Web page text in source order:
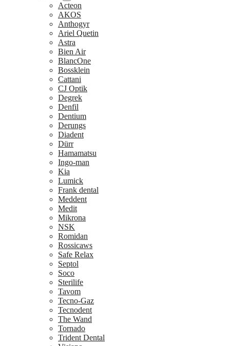
Acteon
AKOS
Anthogyr
Ariel Quetin
Astra
Bien Air
BlancOne
Bossklein
Cattani
CJ Optik
Degrek
Denfil
Dentium
Derungs
Diadent
Dürr
Hamamatsu
Ingo-man
Kia
Lumick
Frank dental
Meddent
Medit
Mikrona
NSK
Romidan
Rossicaws
Safe Relax
Septol
Soco
Sterilife
Tavom
Tecno-Gaz
Tecnodent
The Wand
Tornado
Trident Dental